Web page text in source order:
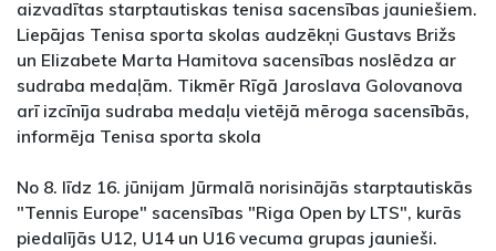
aizvadītas starptautiskas tenisa sacensības jauniešiem.
Liepājas Tenisa sporta skolas audzēkņi Gustavs Brižs
un Elizabete Marta Hamitova sacensības noslēdza ar
sudraba medaļām. Tikmēr Rīgā Jaroslava Golovanova
arī izcīnīja sudraba medaļu vietējā mēroga sacensībās,
informēja Tenisa sporta skola
No 8. līdz 16. jūnijam Jūrmalā norisinājās starptautiskās
"Tennis Europe" sacensības "Riga Open by LTS", kurās
piedalījās U12, U14 un U16 vecuma grupas jaunieši.